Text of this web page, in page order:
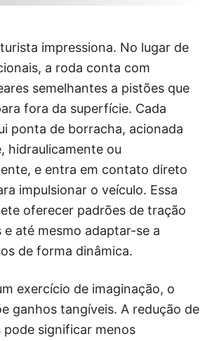
impressiona. No lugar de
a roda conta com
semelhantes a pistões que
fora da superfície. Cada
ponta de borracha, acionada
hidraulicamente ou
e entra em contato direto
impulsionar o veículo. Essa
oferecer padrões de tração
e até mesmo adaptar-se a
de forma dinâmica.
exercício de imaginação, o
ganhos tangíveis. A redução de
pode significar menos